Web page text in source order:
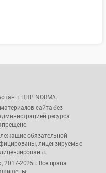
в ЦПР NORMA.
сайта без
ресурса
обязательной
лицензируемые
лицензированы.
2017-2025г. Все права